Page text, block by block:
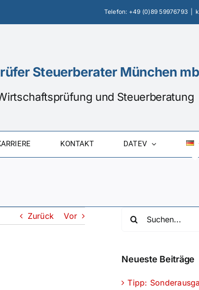
Telefon: +49 (0)89 59976793
Steuerberater München
und Steuerberatung
KONTAKT DATEV
Zurück Vor
nach:
Neueste Beiträge
Tipp: